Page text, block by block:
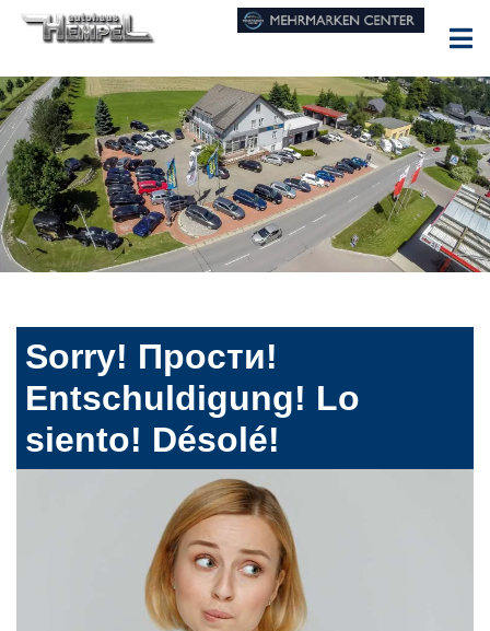
Sorry! Прости!
Entschuldigung! Lo
siento! Désolé!